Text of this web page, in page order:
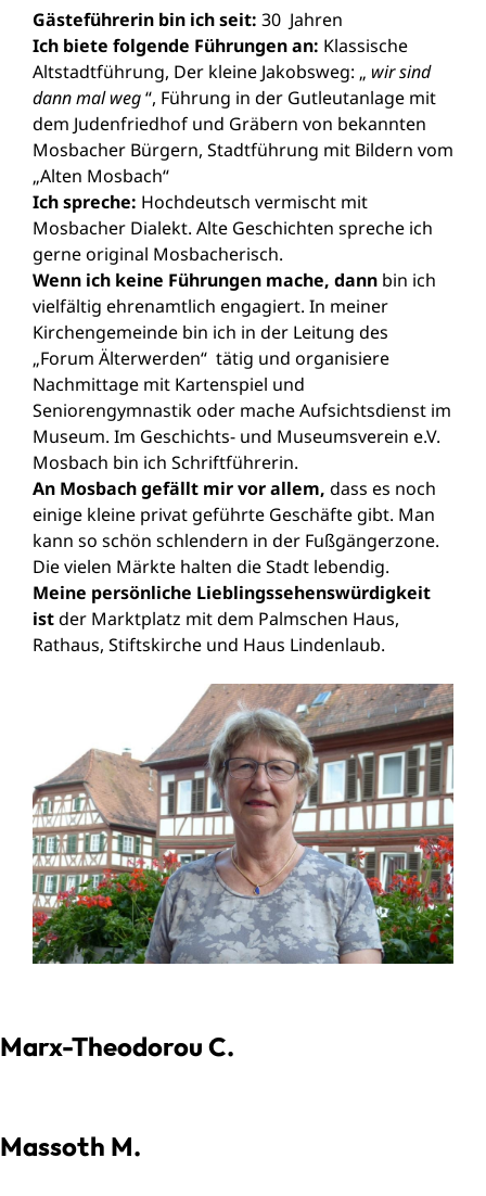
Gästeführerin bin ich seit: 30 Jahren
Ich biete folgende Führungen an: Klassische
Altstadtführung, Der kleine Jakobsweg: „ wir sind
dann mal weg“, Führung in der Gutleutanlage mit
dem Judenfriedhof und Gräbern von bekannten
Mosbacher Bürgern, Stadtführung mit Bildern vom
„Alten Mosbach“
Ich spreche: Hochdeutsch vermischt mit
Mosbacher Dialekt. Alte Geschichten spreche ich
gerne original Mosbacherisch.
Wenn ich keine Führungen mache, dann bin ich
vielfältig ehrenamtlich engagiert. In meiner
Kirchengemeinde bin ich in der Leitung des
„Forum Älterwerden“ tätig und organisiere
Nachmittage mit Kartenspiel und
Seniorengymnastik oder mache Aufsichtsdienst im
Museum. Im Geschichts- und Museumsverein e.V.
Mosbach bin ich Schriftführerin.
An Mosbach gefällt mir vor allem, dass es noch
einige kleine privat geführte Geschäfte gibt. Man
kann so schön schlendern in der Fußgängerzone.
Die vielen Märkte halten die Stadt lebendig.
Meine persönliche Lieblingssehenswürdigkeit
istder Marktplatz mit dem Palmschen Haus,
Rathaus, Stiftskirche und Haus Lindenlaub.
Marx-Theodorou C.
Massoth M.